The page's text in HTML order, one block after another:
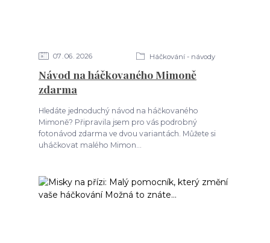
07 06 2026 Háčkování - návody
Návod na háčkovaného Mimoně
zdarma
Hledáte jednoduchý návod na háčkovaného
Mimoně? Připravila jsem pro vás podrobný
fotonávod zdarma ve dvou variantách. Můžete si
uháčkovat malého Mimon...